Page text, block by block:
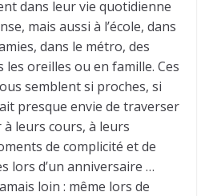
dans leur vie quotidienne
mais aussi à l’école, dans
dans le métro, des
oreilles ou en famille. Ces
semblent si proches, si
presque envie de traverser
à leurs cours, à leurs
de complicité et de
lors d’un anniversaire …
loin : même lors de